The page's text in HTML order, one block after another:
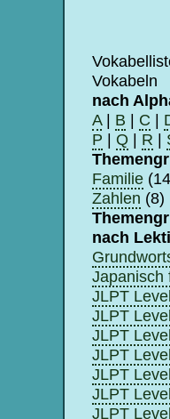
Vokabeln
nach
A| B | C |
P | Q | R |
Familie
Zahlen (8)
nach
Japanisch
JLPT
JLPT
JLPT
JLPT
JLPT
JLPT
JLPT